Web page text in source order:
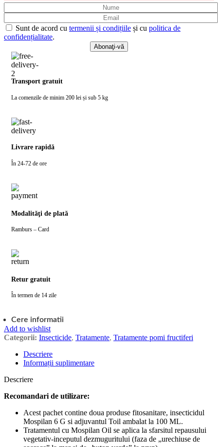
Sunt de acord cu termenii și condițiile și cu politica de
confidențialitate.
Transport gratuit
La comenzile de minim 200 lei și sub 5 kg
Livrare rapidă
În 24-72 de ore
Modalităţi de plată
Ramburs – Card
Retur gratuit
În termen de 14 zile
Cere informatii
Add to wishlist
Categorii: Insecticide, Tratamente, Tratamente pomi fructiferi
Descriere
Informații suplimentare
Descriere
Recomandari de utilizare:
Acest pachet contine doua produse fitosanitare, insecticidul
Mospilan 6 G si adjuvantul Toil ambalat la 100 ML.
Tratamentul cu Mospilan Oil se aplica la sfarsitul repausului
vegetativ-inceputul dezmuguritului (faza de „urechiuse de